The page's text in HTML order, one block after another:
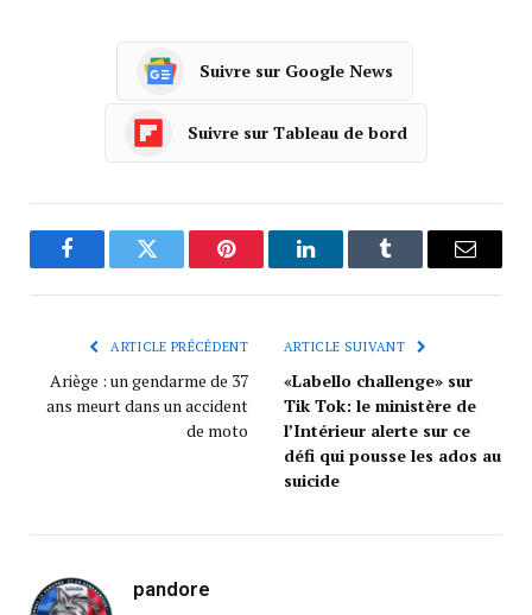
Suivre sur Google News
Suivre sur Tableau de bord
FacebookTwitter Pinterest LinkedInTumblr
ARTICLE PRÉCÉDENT
Ariège : un gendarme de 37
ans meurt dans un accident
de moto
ARTICLE SUIVANT
«Labello challenge» sur
Tik Tok: le ministère de
l’Intérieur alerte sur ce
défi qui pousse les ados au
suicide
pandore